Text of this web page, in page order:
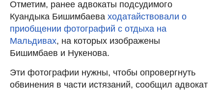
Отметим, ранее адвокаты подсудимого
Куандыка Бишимбаева ходатайствовали о
приобщении фотографий с отдыха на
Мальдивах, на которых изображены
Бишимбаев и Нукенова.
Эти фотографии нужны, чтобы опровергнуть
обвинения в части истязаний, сообщил адвокат